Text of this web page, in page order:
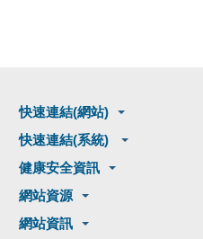
快速連結(網站)
快速連結(系統)
健康安全資訊
網站資源
網站資訊